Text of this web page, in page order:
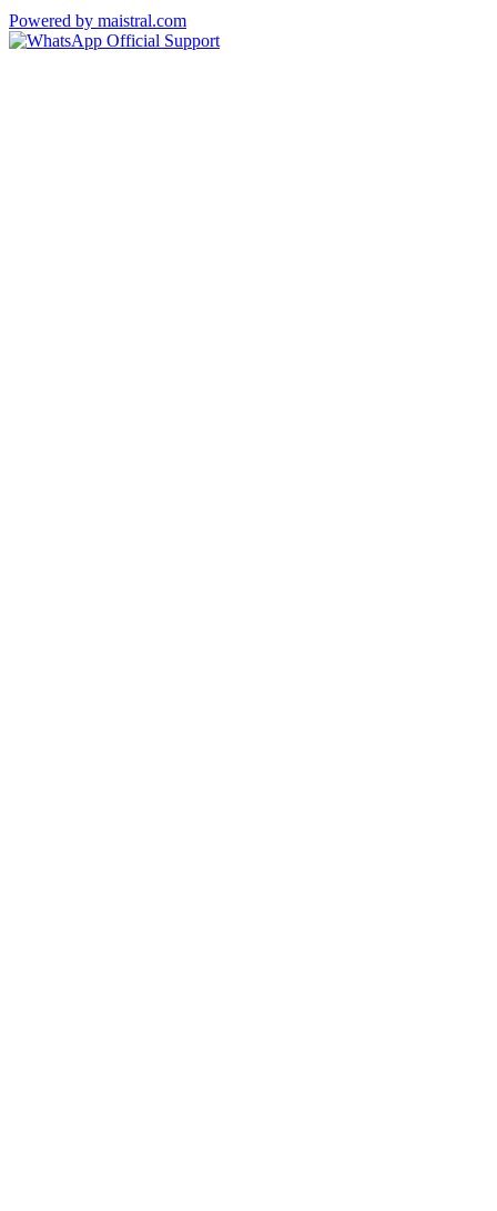
Powered by maistral.com